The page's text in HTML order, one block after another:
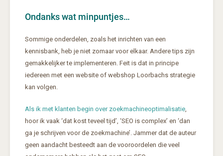
Ondanks wat minpuntjes…
Sommige onderdelen, zoals het inrichten van een
kennisbank, heb je niet zomaar voor elkaar. Andere tips zijn
gemakkelijker te implementeren. Feit is dat in principe
iedereen met een website of webshop Loorbachs strategie
kan volgen.
Als ik met klanten begin over zoekmachineoptimalisatie,
hoor ik vaak ‘dat kost teveel tijd’, ‘SEO is complex’ en ‘dan
ga je schrijven voor de zoekmachine’. Jammer dat de auteur
geen aandacht besteedt aan de vooroordelen die veel